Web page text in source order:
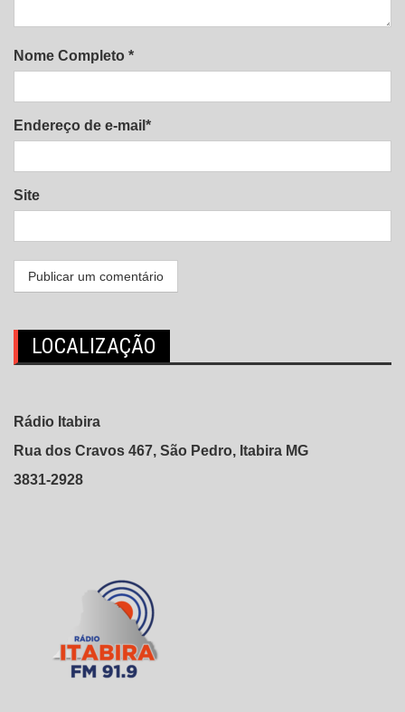
Nome Completo *
Endereço de e-mail*
Site
LOCALIZAÇÃO
Rádio Itabira
Rua dos Cravos 467, São Pedro, Itabira MG
3831-2928